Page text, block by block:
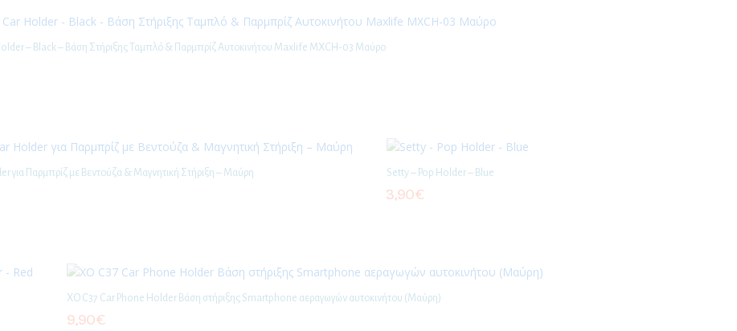
– Black – Βάση Στήριξης Ταμπλό & Παρμπρίζ Αυτοκινήτου Maxlife MXCH-03 Μαύρο
για Παρμπρίζ με Βεντούζα & Μαγνητική Στήριξη – Μαύρη Setty – Pop Holder – Blue
3,90€
XO C37 Car Phone Holder Βάση στήριξης Smartphone αεραγωγών αυτοκινήτου (Μαύρη)
9,90€